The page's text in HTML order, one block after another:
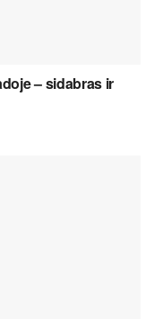
– sidabras ir